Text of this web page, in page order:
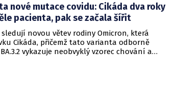
varují, že příliš sebevědomá rétorika, kterou
šíření klidu, může mít opačný účinek a
ve společnosti, která má stále v živé paměti
19.
nové mutace covidu: Cikáda dva roky
pacienta, pak se začala šířit
novou větev rodiny Omicron, která
Cikáda, přičemž tato varianta odborně
vykazuje neobvyklý vzorec chování a